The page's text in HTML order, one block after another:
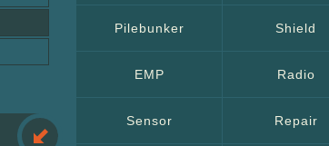
Pilebunker Shield
EMP Radio
Sensor Repair